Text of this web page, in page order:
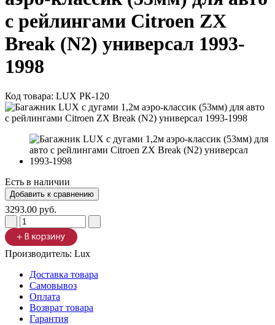
с рейлингами Citroen ZX
Break (N2) универсал 1993-
1998
Код товара: LUX РК-120
Есть в наличии
3293.00 руб.
Производитель: Lux
Доставка товара
Самовывоз
Оплата
Возврат товара
Гарантия